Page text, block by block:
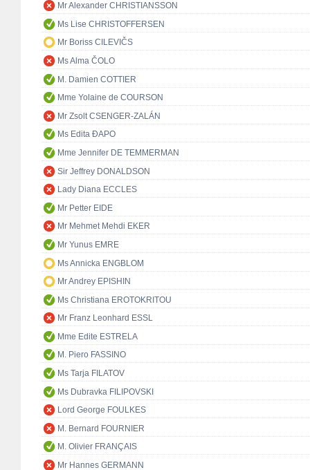
Mr Alexander CHRISTIANSSON
Ms Lise CHRISTOFFERSEN
Mr Boriss CILEVIČS
Ms Alma ČOLO
M. Damien COTTIER
Mme Yolaine de COURSON
Mr Zsolt CSENGER-ZALÁN
Ms Edita ĐAPO
Mme Jennifer DE TEMMERMAN
Sir Jeffrey DONALDSON
Lady Diana ECCLES
Mr Petter EIDE
Mr Mehmet Mehdi EKER
Mr Yunus EMRE
Ms Annicka ENGBLOM
Mr Andrey EPISHIN
Ms Christiana EROTOKRITOU
Mr Franz Leonhard ESSL
Mme Edite ESTRELA
M. Piero FASSINO
Ms Tarja FILATOV
Ms Dubravka FILIPOVSKI
Lord George FOULKES
M. Bernard FOURNIER
M. Olivier FRANÇAIS
Mr Hannes GERMANN